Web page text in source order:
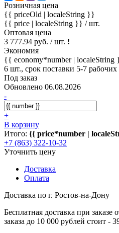
Розничная цена
{{ priceOld | localeString }}
{{ price | localeString }} / шт.
Оптовая цена
3 777.94 руб. / шт. !
Экономия
{{ economy*number | localeString
6 шт., срок поставки 5-7 рабочих
Под заказ
Обновлено 06.08.2026
-
+
В корзину
Итого: {{ price*number |
+7 (863) 322-10-32
Уточнить цену
Доставка
Оплата
Доставка по г. Ростов-на-Дону
Бесплатная доставка при заказе
заказа до 10 000 рублей стоит -